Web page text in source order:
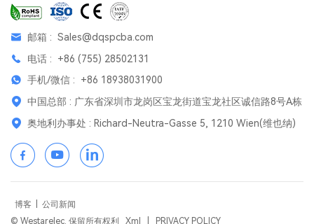
邮箱 : Sales@dqspcba.com
电话 : +86 (755) 28502131
手机/微信 : +86 18938031900
中国总部 : 广东省深圳市龙岗区宝龙街道宝龙社区诚信路8号A栋
奥地利办事处 : Richard-Neutra-Gasse 5, 1210 Wien(维也纳)
博客
公司新闻
© Westarelec. 保留所有权利
Xml PRIVACY POLICY